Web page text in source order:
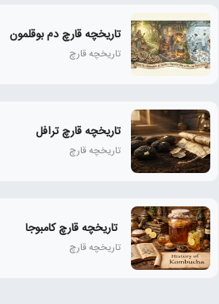
تاریخچه قارچ دم بوقلمون
تاریخچه قارچ
تاریخچه قارچ ترافل
تاریخچه قارچ
تاریخچه قارچ کامبوجا
تاریخچه قارچ